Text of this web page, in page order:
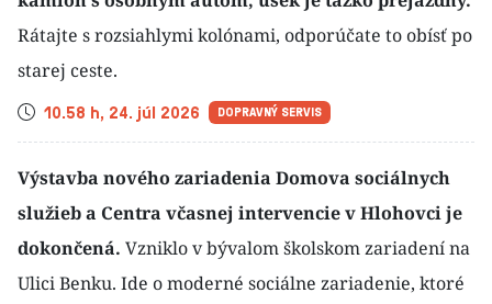
Čas
10.58 h, 24. júl 2026 DOPRAVNÝ SERVIS
Rátajte s rozsiahlymi kolónami, odporúčate to obísť po
starej ceste.
Výstavba nového zariadenia Domova sociálnych
služieb a Centra včasnej intervencie v Hlohovci je
dokončená. Vzniklo v bývalom školskom zariadení na
Ulici Benku. Ide o moderné sociálne zariadenie, ktoré